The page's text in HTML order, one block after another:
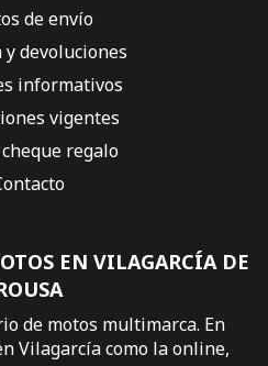
EN VILAGARCÍA DE
de motos multimarca. En
Vilagarcía como la online,
de envío
devoluciones
informativos
vigentes
regalo